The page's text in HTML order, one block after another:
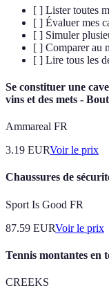
[ ] Lister toutes
[ ] Évaluer mes
[ ] Simuler
[ ] Comparer au
[ ] Lire tous les
Se constituer une
vins et des mets -
Ammareal FR
3.19 EURVoir le prix
Chaussures de
Sport Is Good FR
87.59 EURVoir le prix
Tennis montantes en
CREEKS